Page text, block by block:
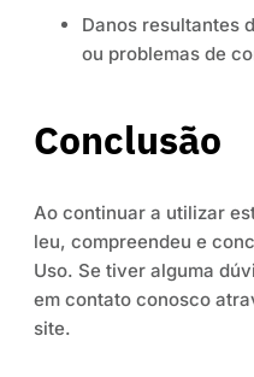
Danos resultantes
ou problemas de
Conclusão
Ao continuar a utilizar
leu, compreendeu e
Uso. Se tiver alguma
em contato conosco
site.